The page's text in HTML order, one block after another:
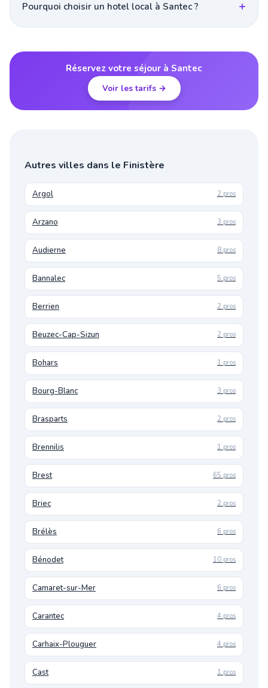
Pourquoi choisir un hotel local à Santec ?
Réservez votre séjour à Santec
Voir les tarifs →
Autres villes dans le Finistère
Argol 2 pros
Arzano 3 pros
Audierne 8 pros
Bannalec 5 pros
Berrien 2 pros
Beuzec-Cap-Sizun 2 pros
Bohars 1 pros
Bourg-Blanc 3 pros
Brasparts 2 pros
Brennilis 1 pros
Brest 65 pros
Briec 2 pros
Brélès 6 pros
Bénodet 10 pros
Camaret-sur-Mer 6 pros
Carantec 4 pros
Carhaix-Plouguer 4 pros
Cast 1 pros